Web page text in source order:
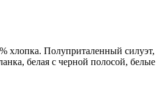
хлопка. Полуприталенный силуэт,
белая с черной полосой, белые